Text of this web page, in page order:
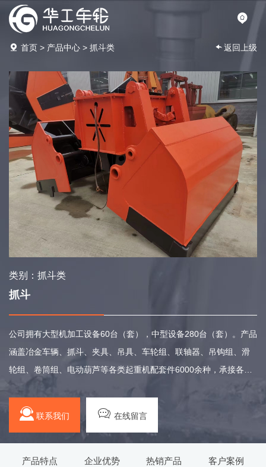
首页 > 产品中心 > 抓斗类 返回上级
类别：抓斗类
抓斗
公司拥有大型机加工设备60台（套），中型设备280台（套）。产品
涵盖冶金车辆、抓斗、夹具、吊具、车轮组、联轴器、吊钩组、滑
轮组、卷筒组、电动葫芦等各类起重机配套件6000余种，承接各种
联系我们 在线留言
产品特点 企业优势 热销产品 客户案例